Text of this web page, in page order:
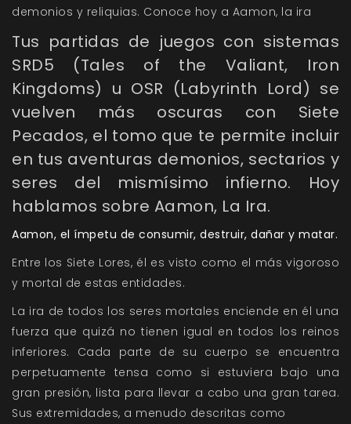
demonios y reliquias. Conoce hoy a Aamon, la ira
Tus partidas de juegos con sistemas
SRD5 (Tales of the Valiant, Iron
Kingdoms) u OSR (Labyrinth Lord) se
vuelven más oscuras con Siete
Pecados, el tomo que te permite incluir
en tus aventuras demonios, sectarios y
seres del mismísimo infierno. Hoy
hablamos sobre Aamon, La Ira.
Aamon, el ímpetu de consumir, destruir, dañar y matar.
Entre los Siete Lores, él es visto como el más vigoroso
y mortal de estas entidades.
La ira de todos los seres mortales enciende en él una
fuerza que quizá no tienen igual en todos los reinos
inferiores. Cada parte de su cuerpo se encuentra
perpetuamente tensa como si estuviera bajo una
gran presión, lista para llevar a cabo una gran tarea.
Sus extremidades, a menudo descritas como